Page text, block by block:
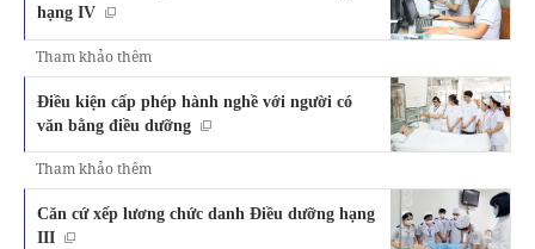
hạng IV
Tham khảo thêm
Điều kiện cấp phép hành nghề với người có
văn bằng điều dưỡng
Tham khảo thêm
Căn cứ xếp lương chức danh Điều dưỡng hạng
III